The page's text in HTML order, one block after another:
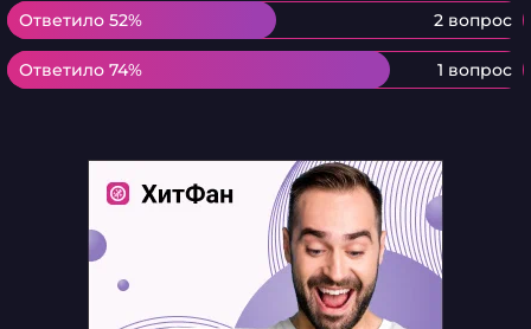
Ответило 52% 2 вопрос
Ответило 52%
Ответило 74% 1 вопрос
Ответило 74%